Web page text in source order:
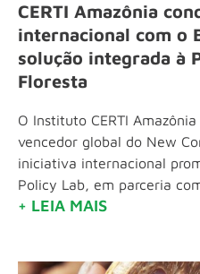
CERTI Amazônia
internacional com o
solução integrada à
Floresta
O Instituto CERTI
vencedor global do New
iniciativa internacional
Policy Lab, em parceria
+ LEIA MAIS